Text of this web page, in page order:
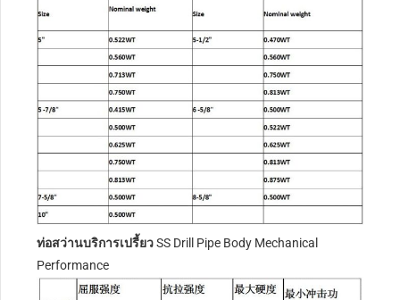
ท่อสว่านบริการเปรี้ยว SS Drill Pipe Body Mechanical
Performance